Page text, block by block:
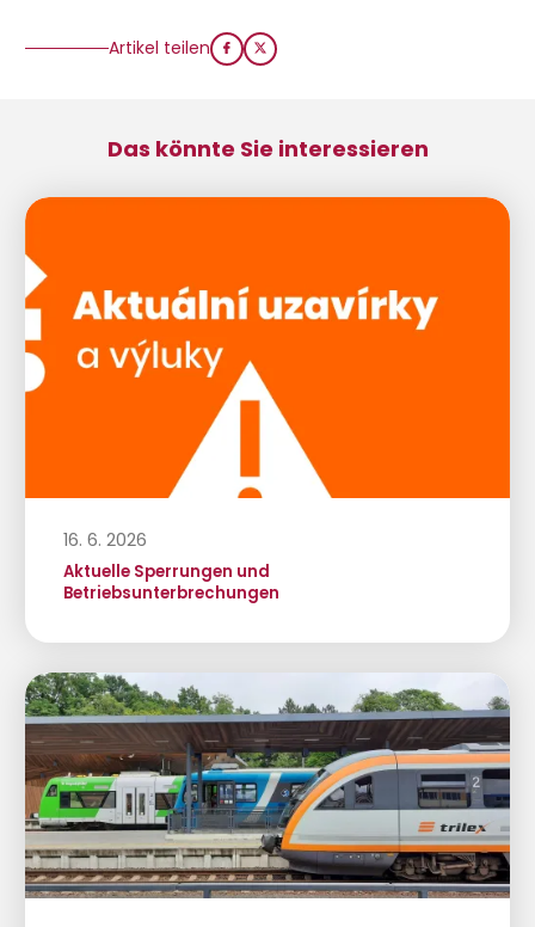
Artikel teilen
Das könnte Sie interessieren
16. 6. 2026
Aktuelle Sperrungen und
Betriebsunterbrechungen